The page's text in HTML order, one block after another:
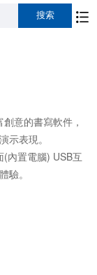
意的書寫軟件，
示表現。
內置電腦) USB互
驗。